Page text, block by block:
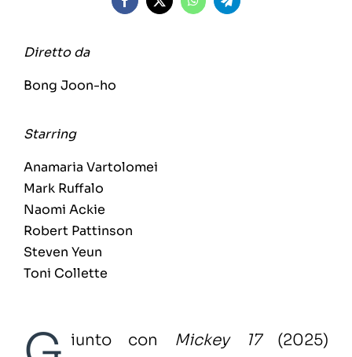
Diretto da
Bong Joon-ho
Starring
Anamaria Vartolomei
Mark Ruffalo
Naomi Ackie
Robert Pattinson
Steven Yeun
Toni Collette
iunto con Mickey 17 (2025)